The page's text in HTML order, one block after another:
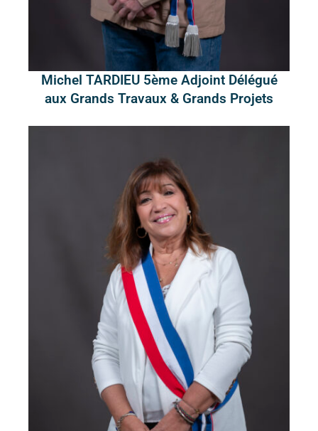
Michel TARDIEU 5ème Adjoint Délégué
aux Grands Travaux & Grands Projets